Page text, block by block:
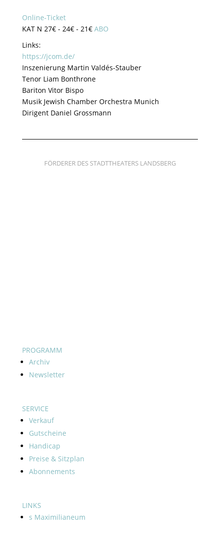
Online-Ticket
KAT N 27€ - 24€ - 21€ ABO
Links:
https://jcom.de/
Inszenierung Martin Valdés-Stauber
Tenor Liam Bonthrone
Bariton Vitor Bispo
Musik Jewish Chamber Orchestra Munich
Dirigent Daniel Grossmann
FÖRDERER DES STADTTHEATERS LANDSBERG
PROGRAMM
Archiv
Newsletter
SERVICE
Verkauf
Gutscheine
Handicap
Preise & Sitzplan
Abonnements
LINKS
s Maximilianeum